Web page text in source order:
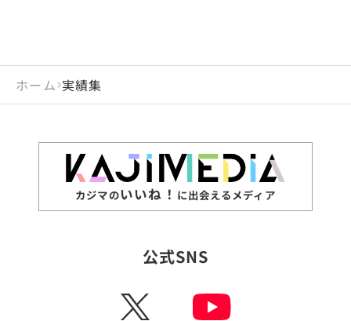
ホーム 実績集
カジマのいいね！ に出会えるメディア
公式SNS
X